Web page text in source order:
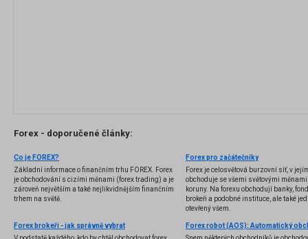
Forex - doporučené články:
Co je FOREX?
Základní informace o finančním trhu FOREX. Forex
je obchodování s cizími měnami (forex trading) a je
zároveň největším a také nejlikvidnějším finančním
trhem na světě.
Forex pro začátečníky
Forex je celosvětová burzovní síť, v
obchoduje se všemi světovými
koruny. Na forexu obchodují banky,
brokeři a podobné instituce, ale také
otevřený všem.
Forex brokeři - jak správně vybrat